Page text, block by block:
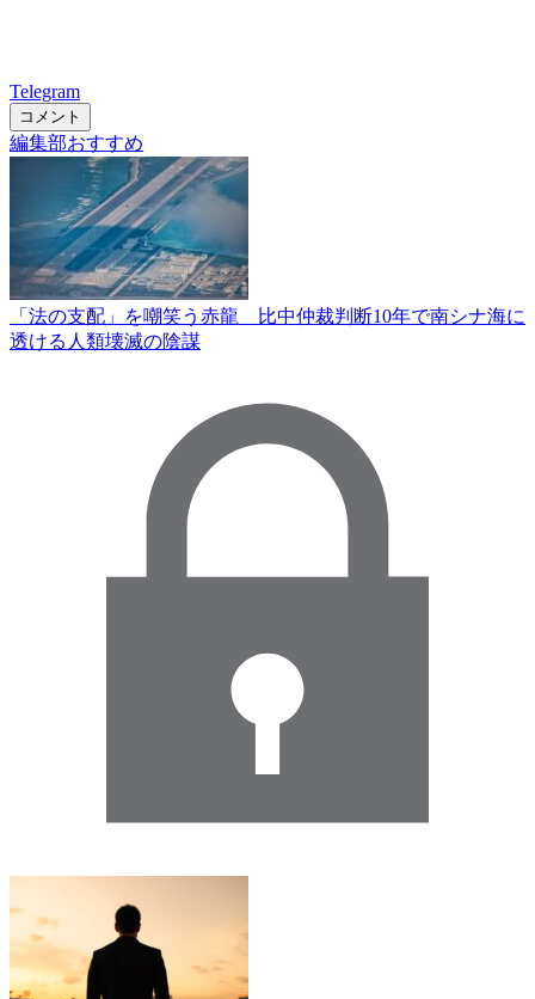
Telegram
コメント
編集部おすすめ
「法の支配」を嘲笑う赤龍 比中仲裁判断10年で南シナ海に
透ける人類壊滅の陰謀